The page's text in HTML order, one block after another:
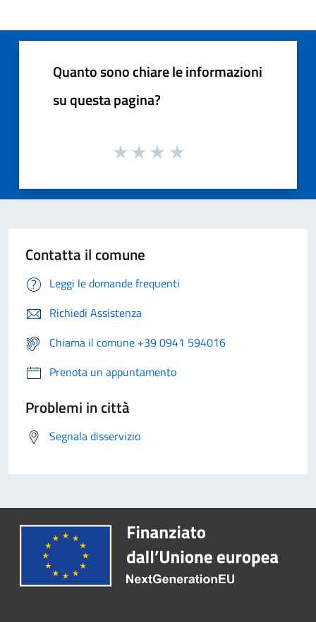
Quanto sono chiare le informazioni
su questa pagina?
Contatta il comune
Leggi le domande frequenti
Richiedi Assistenza
Chiama il comune +39 0941 594016
Prenota un appuntamento
Problemi in città
Segnala disservizio